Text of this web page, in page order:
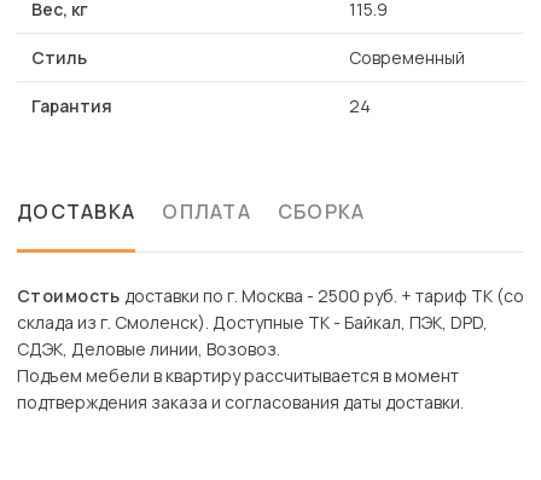
Вес, кг 115.9
Стиль Современный
Гарантия 24
ДОСТАВКА ОПЛАТА СБОРКА
Стоимость доставки по г. Москва - 2500 руб. + тариф ТК (со
склада из г. Смоленск). Доступные ТК - Байкал, ПЭК, DPD,
СДЭК, Деловые линии, Возовоз.
Подъем мебели в квартиру рассчитывается в момент
подтверждения заказа и согласования даты доставки.